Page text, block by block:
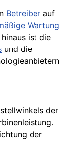
Betreiber auf
Wartung
ist die
und die
der
der